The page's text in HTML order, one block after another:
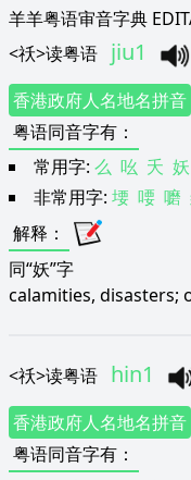
羊羊粤语审音字典
<祅>读粤语 jiu1
香港政府人名地名拼音
粤语同音字有 ：
常用字: 么 吆 夭 妖
非常用字: 㙘 喓 嚰
解释 ：
同“妖”字
calamities, disasters;
<祅>读粤语 hin1
香港政府人名地名拼音
粤语同音字有 ：